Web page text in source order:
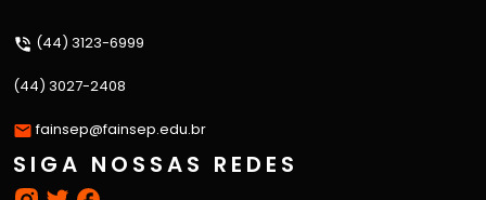
(44) 3123-6999
(44) 3027-2408
fainsep@fainsep.edu.br
SIGA NOSSAS REDES